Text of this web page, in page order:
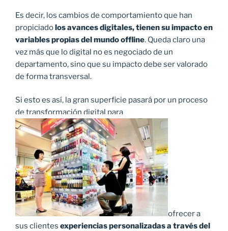
Es decir, los cambios de comportamiento que han
propiciadolos avances digitales, tienen su impacto en
variables propias del mundo offline. Queda claro una
vez más que lo digital no es negociado de un
departamento, sino que su impacto debe ser valorado
de forma transversal.
Si esto es así, la gran superficie pasará por un proceso
de transformación digital para
ofrecer a
sus clientes experiencias personalizadas a través del